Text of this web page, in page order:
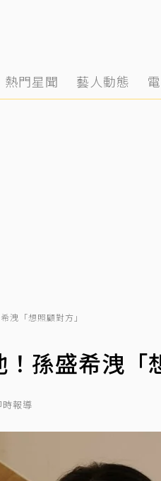
熱門星聞 藝人動態
洩「想照顧對方」
孫盛希洩「
報導